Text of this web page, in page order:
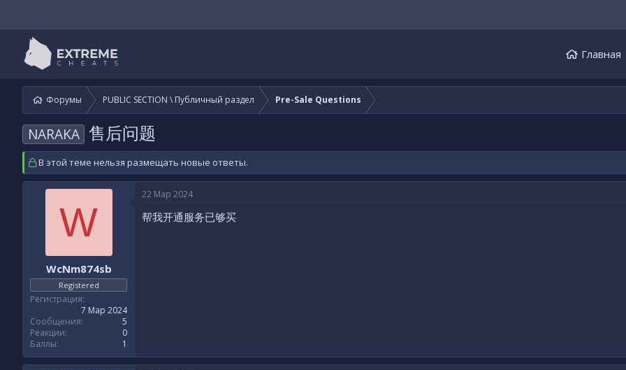
Главная
Форумы PUBLIC SECTION \ Публичный раздел Pre-Sale Questions
NARAKA 售后问题
В этой теме нельзя размещать новые ответы.
W
WcNm874sb
Registered
Регистрация
7 Мар 2024
Сообщения
5
Реакции
0
Баллы
1
22 Мар 2024
帮我开通服务已够买